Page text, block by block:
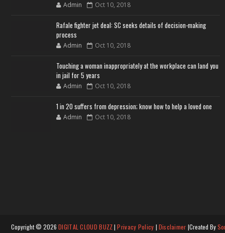
Admin Oct 10, 2018
Rafale fighter jet deal: SC seeks details of decision-making
process
Admin Oct 10, 2018
Touching a woman inappropriately at the workplace can land you
in jail for 5 years
Admin Oct 10, 2018
1 in 20 suffers from depression; know how to help a loved one
Admin Oct 10, 2018
Copyright © 2026 DIGITAL CLOUD BUZZ|Privacy Policy | Disclaimer |Created By